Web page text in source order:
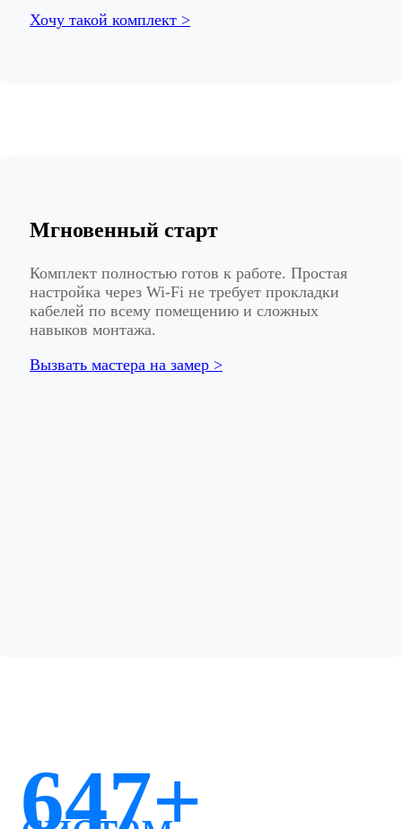
Хочу такой комплект >
Мгновенный старт
Комплект полностью готов к работе. Простая
настройка через Wi-Fi не требует прокладки
кабелей по всему помещению и сложных
навыков монтажа.
Вызвать мастера на замер >
647+